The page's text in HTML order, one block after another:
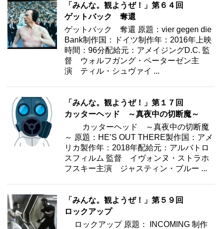
「みんな。観ようぜ！」第６４回
ゲットバック 奪還
ゲットバック 奪還 原題：vier gegen die
Bank制作国：ドイツ制作年：2016年上映
時間：96分配給元：アメイジングD.C. 監
督 ウォルフガング・ペーターゼン主
演 ティル・シュヴァイ ...
「みんな。観ようぜ！」第１７回
カッターヘッド ～真夜中の切断魔～
カッターヘッド ～真夜中の切断魔
～ 原題：HE’S OUT THERE製作国：アメ
リカ製作年：2018年配給元：アルバトロ
スフィルム 監督 イヴォンヌ・ストラホ
フスキー主演 ジャスティン・ブルー ...
「みんな。観ようぜ！」第５９回
ロックアップ
ロックアップ 原題： INCOMING 制作